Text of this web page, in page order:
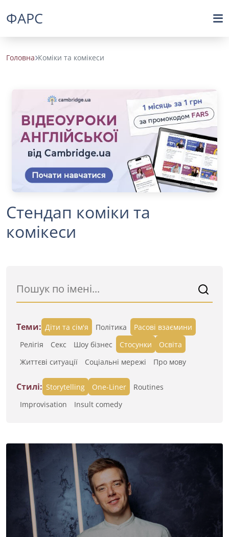
ФАРС
Головна Коміки та комікеси
Стендап коміки та
комікеси
Теми: Діти та сім'я Політика
Расові взаємини
Релігія
Секс Шоу бізнес Стосунки
Освіта
Життєві ситуації
Cоціальні мережі Про мову
Стилі: Storytelling One-Liner
Routines
Improvisation
Insult comedy